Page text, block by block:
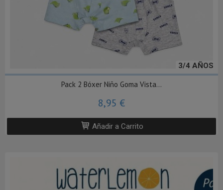
3/4 AÑOS
Pack 2 Bóxer Niño Goma Vista...
8,95 €
Añadir a Carrito